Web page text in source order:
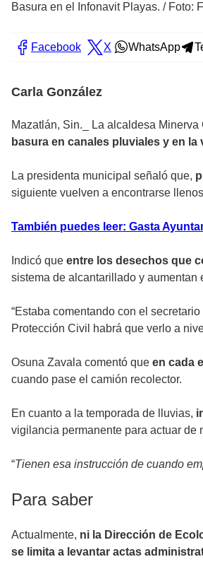
Basura en el Infonavit Playas. / Foto:
Facebook X WhatsApp
Carla González
Mazatlán, Sin._ La alcaldesa
basura en canales pluviales y en la
La presidenta municipal señaló que,
siguiente vuelven a encontrarse
También puedes leer: Gasta
Indicó que entre los desechos que
sistema de alcantarillado y aumentan
“Estaba comentando con el
Protección Civil habrá que verlo a
Osuna Zavala comentó que en cada
cuando pase el camión recolector.
En cuanto a la temporada de lluvias,
vigilancia permanente para actuar de
“Tienen esa instrucción de cuando
Para saber
Actualmente, ni la Dirección de
se limita a levantar actas